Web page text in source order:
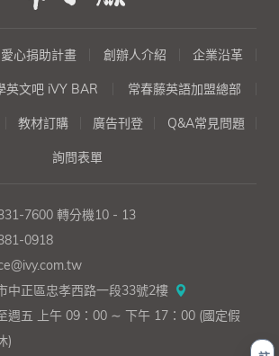
愛心捐助計畫 創辦人介紹 企業沿革
英文吧 iVY BAR 常春藤英語加盟總部
教材訂購 廣告刊登 Q&A常見問題
詢問表單
7600 轉分機10 - 13
0918
中正區忠孝西路一段33號2樓
週五 上午 09：00 ∼ 下午 17：00 (國定假
)